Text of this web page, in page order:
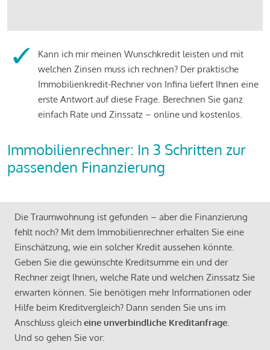
Kann ich mir meinen Wunschkredit leisten und mit
welchen Zinsen muss ich rechnen? Der praktische
Immobilienkredit-Rechner von Infina liefert Ihnen eine
erste Antwort auf diese Frage. Berechnen Sie ganz
einfach Rate und Zinssatz – online und kostenlos.
Immobilienrechner: In 3 Schritten zur
passenden Finanzierung
Die Traumwohnung ist gefunden – aber die Finanzierung
fehlt noch? Mit dem Immobilienrechner erhalten Sie eine
Einschätzung, wie ein solcher Kredit aussehen könnte.
Geben Sie die gewünschte Kreditsumme ein und der
Rechner zeigt Ihnen, welche Rate und welchen Zinssatz Sie
erwarten können. Sie benötigen mehr Informationen oder
Hilfe beim Kreditvergleich? Dann senden Sie uns im
Anschluss gleich eine unverbindliche Kreditanfrage.
Und so gehen Sie vor: